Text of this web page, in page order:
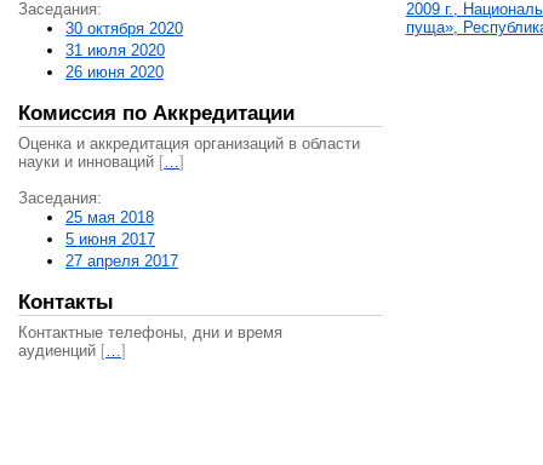
Заседания:
30 октября 2020
31 июля 2020
26 июня 2020
Комиссия по Аккредитации
Оценка и аккредитация организаций в области
науки и инноваций […]
Заседания:
25 мая 2018
5 июня 2017
27 апреля 2017
Контакты
Контактные телефоны, дни и время
аудиенций […]
2009 г.,
пуща»,